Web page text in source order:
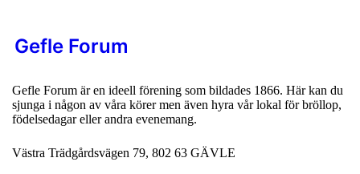
Gefle Forum
Gefle Forum är en ideell förening som bildades 1866. Här kan du
sjunga i någon av våra körer men även hyra vår lokal för bröllop,
födelsedagar eller andra evenemang.
Västra Trädgårdsvägen 79, 802 63 GÄVLE